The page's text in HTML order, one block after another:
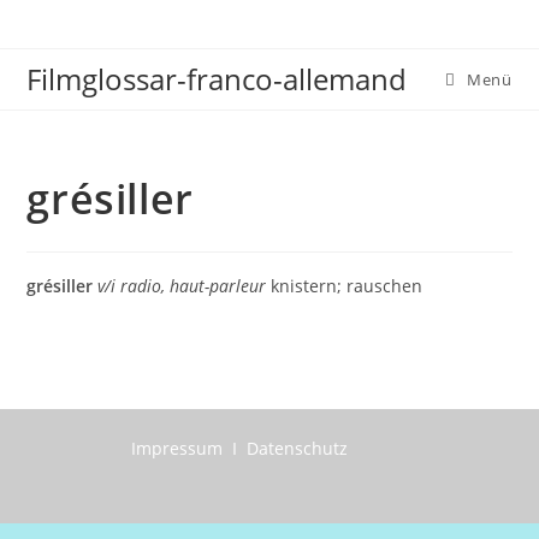
springen
Filmglossar-franco-allemand Menü
grésiller
grésiller v/i radio, haut-parleur knistern; rauschen
Impressum I Datenschutz